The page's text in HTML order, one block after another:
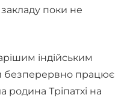
поки не
індійським
безперервно працює
родина Тріпатхі на